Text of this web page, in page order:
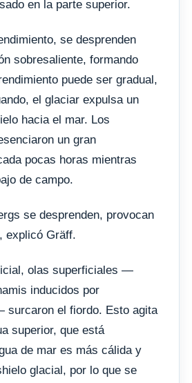
en la parte superior.
se desprenden
sobresaliente, formando
puede ser gradual,
el glaciar expulsa un
hacia el mar. Los
un gran
pocas horas mientras
de campo.
se desprenden, provocan
explicó Gräff.
olas superficiales —
inducidos por
surcaron el fiordo. Esto agita
superior, que está
de mar es más cálida y
glacial, por lo que se